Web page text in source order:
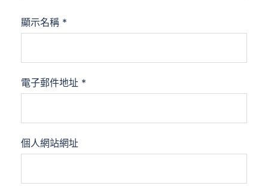
顯示名稱 *
電子郵件地址 *
個人網站網址